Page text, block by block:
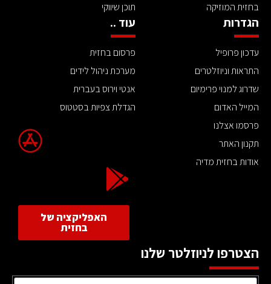
בחזית המוזיקה
תוכן שיווקי
הגדרות
עדכון פרופיל
התראות וניוזלטרים
שדרוג למנוי פרימיום
המייל האדום
פרסמו אצלנו
תקנון האתר
אודות בחזית מדיה
עוד ..
פרסום בחזית
מערכת ניהול לידים
אנטי וירוס בעברית
הגדלת צפיות בסטטוס
האפליקציה של
בחזית
הצטרפו לניוזלטר שלנו